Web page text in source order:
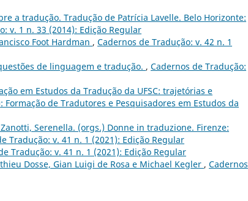
a tradução. Tradução de Patrícia Lavelle. Belo Horizonte:
v. 1 n. 33 (2014): Edição Regular
Foot Hardman , Cadernos de Tradução: v. 42 n. 1
de linguagem e tradução. , Cadernos de Tradução:
em Estudos da Tradução da UFSC: trajetórias e
Formação de Tradutores e Pesquisadores em Estudos da
Serenella. (orgs.) Donne in traduzione. Firenze:
Tradução: v. 41 n. 1 (2021): Edição Regular
Tradução: v. 41 n. 1 (2021): Edição Regular
Dosse, Gian Luigi de Rosa e Michael Kegler , Cadernos